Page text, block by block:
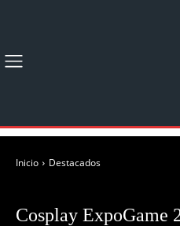
Inicio Destacados
Cosplay ExpoGame